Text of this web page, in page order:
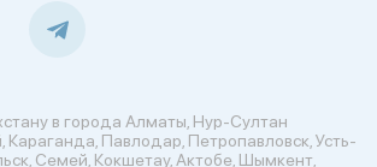
в города Алматы, Нур-Султан
Караганда, Павлодар, Петропавловск, Усть-
Семей, Кокшетау, Актобе, Шымкент,